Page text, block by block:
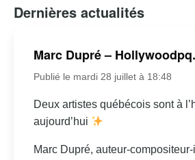
Dernières actualités
Marc Dupré –
Publié le mardi 28 juillet à 18:48
Deux artistes québécois sont à
aujourd’hui
Marc Dupré, auteur-